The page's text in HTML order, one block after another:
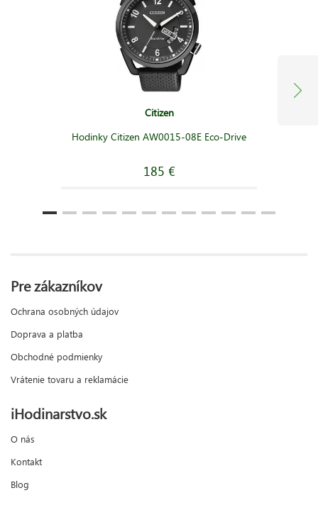
Citizen
Hodinky Citizen AW0015-08E Eco-Drive
185 €
Pre zákazníkov
Ochrana osobných údajov
Doprava a platba
Obchodné podmienky
Vrátenie tovaru a reklamácie
iHodinarstvo.sk
O nás
Kontakt
Blog